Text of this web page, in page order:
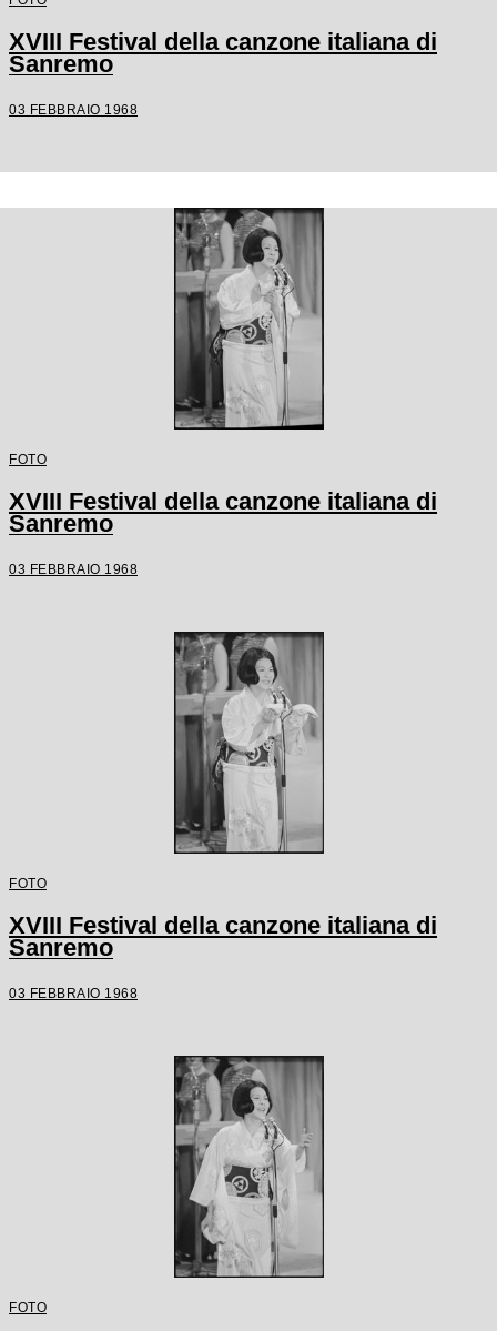
XVIII Festival della canzone italiana di
Sanremo
03 FEBBRAIO 1968
FOTO
XVIII Festival della canzone italiana di
Sanremo
03 FEBBRAIO 1968
FOTO
XVIII Festival della canzone italiana di
Sanremo
03 FEBBRAIO 1968
FOTO